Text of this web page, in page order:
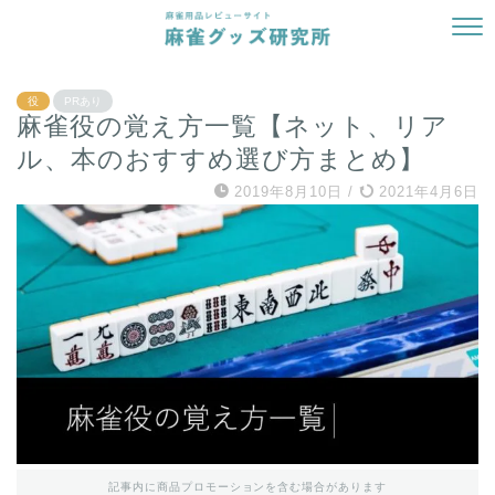
役 PRあり
麻雀役の覚え方一覧【ネット、リア
ル、本のおすすめ選び方まとめ】
2019年8月10日 / 2021年4月6日
記事内に商品プロモーションを含む場合があります